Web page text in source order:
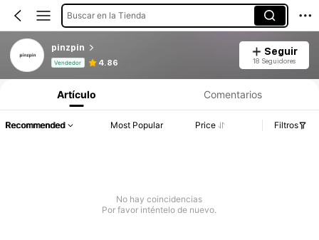
Buscar en la Tienda
pinzpin
Vendedor 4.86
Seguir
18 Seguidores
Artículo Comentarios
Recommended Most Popular Price Filtros
No hay coincidencias
Por favor inténtelo de nuevo.